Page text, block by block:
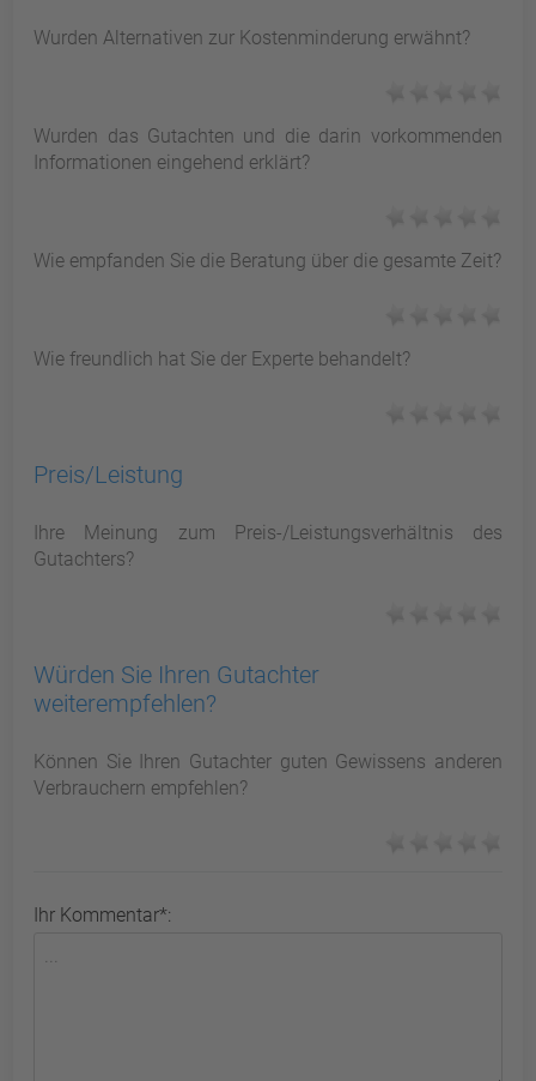
Wurden Alternativen zur Kostenminderung erwähnt?
Wurden das Gutachten und die darin vorkommenden
Informationen eingehend erklärt?
Wie empfanden Sie die Beratung über die gesamte Zeit?
Wie freundlich hat Sie der Experte behandelt?
Preis/Leistung
Ihre Meinung zum Preis-/Leistungsverhältnis des
Gutachters?
Würden Sie Ihren Gutachter
weiterempfehlen?
Können Sie Ihren Gutachter guten Gewissens anderen
Verbrauchern empfehlen?
Ihr Kommentar*: